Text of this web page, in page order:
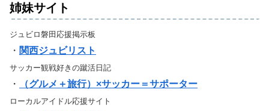
姉妹サイト
ジュビロ磐田応援掲示板
・ 関西ジュビリスト
サッカー観戦好きの蹴活日記
・ （グルメ＋旅行）×サッカー＝サポーター
ローカルアイドル応援サイト